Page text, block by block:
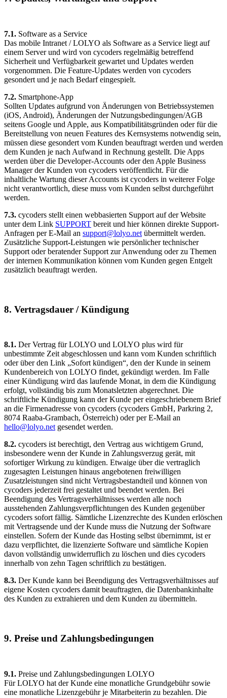
7.1. Software as a Service
Das mobile Intranet / LOLYO als Software as a Service liegt auf
einem Server und wird von cycoders regelmäßig betreffend
Sicherheit und Verfügbarkeit gewartet und Updates werden
vorgenommen. Die Feature-Updates werden von cycoders
gesondert und je nach Bedarf eingespielt.
7.2. Smartphone-App
Sollten Updates aufgrund von Änderungen von Betriebssystemen
(iOS, Android), Änderungen der Nutzungsbedingungen/AGB
seitens Google und Apple, aus Kompatibilitätsgründen oder für die
Bereitstellung von neuen Features des Kernsystems notwendig sein,
müssen diese gesondert vom Kunden beauftragt werden und werden
dem Kunden je nach Aufwand in Rechnung gestellt. Die Apps
werden über die Developer-Accounts oder den Apple Business
Manager der Kunden von cycoders veröffentlicht. Für die
inhaltliche Wartung dieser Accounts ist cycoders in weiterer Folge
nicht verantwortlich, diese muss vom Kunden selbst durchgeführt
werden.
7.3. cycoders stellt einen webbasierten Support auf der Website
unter dem Link SUPPORT bereit und hier können direkte Support-
Anfragen per E-Mail an support@lolyo.net übermittelt werden.
Zusätzliche Support-Leistungen wie persönlicher technischer
Support oder beratender Support zur Anwendung oder zu Themen
der internen Kommunikation können vom Kunden gegen Entgelt
zusätzlich beauftragt werden.
8. Vertragsdauer / Kündigung
8.1. Der Vertrag für LOLYO und LOLYO plus wird für
unbestimmte Zeit abgeschlossen und kann vom Kunden schriftlich
oder über den Link „Sofort kündigen“, den der Kunde in seinem
Kundenbereich von LOLYO findet, gekündigt werden. Im Falle
einer Kündigung wird das laufende Monat, in dem die Kündigung
erfolgt, vollständig bis zum Monatsletzten abgerechnet. Die
schriftliche Kündigung kann der Kunde per eingeschriebenem Brief
an die Firmenadresse von cycoders (cycoders GmbH, Parkring 2,
8074 Raaba-Grambach, Österreich) oder per E-Mail an
hello@lolyo.net gesendet werden.
8.2. cycoders ist berechtigt, den Vertrag aus wichtigem Grund,
insbesondere wenn der Kunde in Zahlungsverzug gerät, mit
sofortiger Wirkung zu kündigen. Etwaige über die vertraglich
zugesagten Leistungen hinaus angebotenen freiwilligen
Zusatzleistungen sind nicht Vertragsbestandteil und können von
cycoders jederzeit frei gestaltet und beendet werden. Bei
Beendigung des Vertragsverhältnisses werden alle noch
ausstehenden Zahlungsverpflichtungen des Kunden gegenüber
cycoders sofort fällig. Sämtliche Lizenzrechte des Kunden erlöschen
mit Vertragsende und der Kunde muss die Nutzung der Software
einstellen. Sofern der Kunde das Hosting selbst übernimmt, ist er
dazu verpflichtet, die lizenzierte Software und sämtliche Kopien
davon vollständig unwiderruflich zu löschen und dies cycoders
innerhalb von zehn Tagen schriftlich zu bestätigen.
8.3. Der Kunde kann bei Beendigung des Vertragsverhältnisses auf
eigene Kosten cycoders damit beauftragten, die Datenbankinhalte
des Kunden zu extrahieren und dem Kunden zu übermitteln.
9. Preise und Zahlungsbedingungen
9.1. Preise und Zahlungsbedingungen LOLYO
Für LOLYO hat der Kunde eine monatliche Grundgebühr sowie
eine monatliche Lizenzgebühr je Mitarbeiterin zu bezahlen. Die